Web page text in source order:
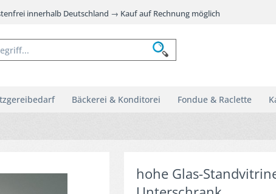
innerhalb Deutschland → Kauf auf Rechnung möglich
Bäckerei & Konditorei Fondue & Raclette
hohe Glas-